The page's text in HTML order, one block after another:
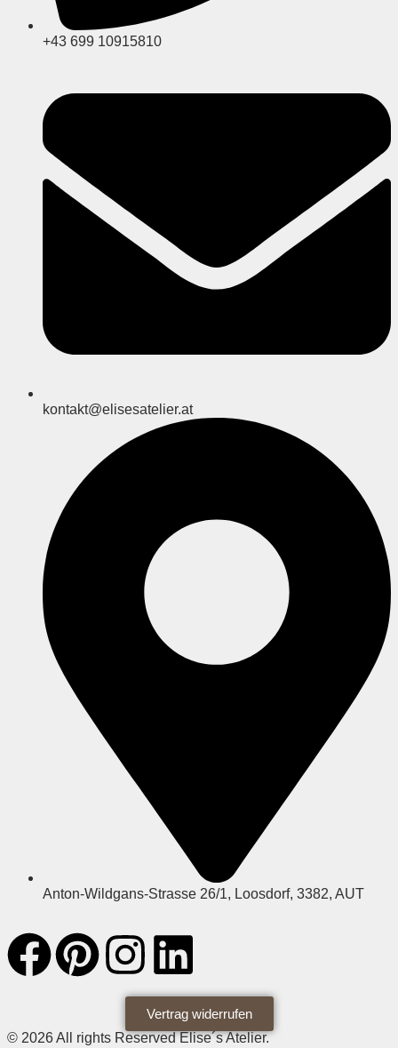
+43 699 10915810
kontakt@elisesatelier.at
Anton-Wildgans-Strasse 26/1, Loosdorf, 3382, AUT
Vertrag widerrufen
© 2026 All rights Reserved Elise´s Atelier.